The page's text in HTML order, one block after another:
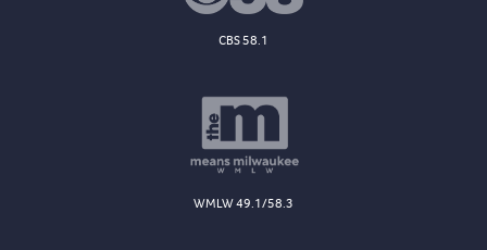
CBS 58.1
WMLW 49.1/58.3